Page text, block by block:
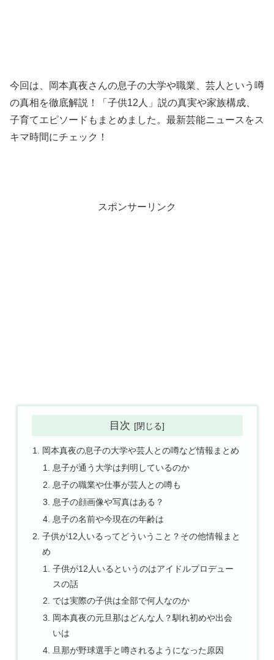
今回は、岡本真夜さんの息子の大学や職業、芸人という噂
の真相を徹底解説！「子供12人」説の真実や家族構成、
子育てエピソードもまとめました。最新芸能ニュースをス
キマ時間にチェック！
スポンサーリンク
目次
岡本真夜の息子の大学や芸人との噂など情報まとめ
息子が通う大学は判明しているのか
息子の職業や仕事が芸人との噂も
息子の顔画像や写真はある？
息子の名前や今現在の年齢は
子供が12人いるってどういうこと？その他情報まと
め
子供が12人いるというのはアイドルプロデュー
スの話
では実際の子供は全部で何人なのか
岡本真夜の元旦那はどんな人？馴れ初めや出会
いは
旦那が野球選手と噂されるようになった原因